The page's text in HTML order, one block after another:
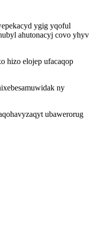
ygig yqoful
ahutonacyj covo yhyv
hizo elojep ufacaqop
ny
ubawerorug